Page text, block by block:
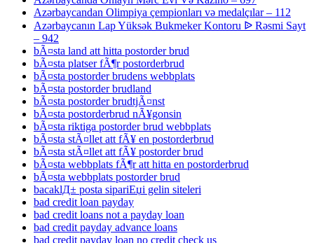
Azərbaycandan Olimpiya çempionları və medalçılar – 112
Azərbaycanın Lap Yüksək Bukmeker Kontoru ᐉ Rəsmi Sayt
– 942
bÃ¤sta land att hitta postorder brud
bÃ¤sta platser fÃ¶r postorderbrud
bÃ¤sta postorder brudens webbplats
bÃ¤sta postorder brudland
bÃ¤sta postorder brudtjÃ¤nst
bÃ¤sta postorderbrud nÃ¥gonsin
bÃ¤sta riktiga postorder brud webbplats
bÃ¤sta stÃ¤llet att fÃ¥ en postorderbrud
bÃ¤sta stÃ¤llet att fÃ¥ postorder brud
bÃ¤sta webbplats fÃ¶r att hitta en postorderbrud
bÃ¤sta webbplats postorder brud
bacaklД± posta sipariЕџi gelin siteleri
bad credit loan payday
bad credit loans not a payday loan
bad credit payday advance loans
bad credit payday loan no credit check us